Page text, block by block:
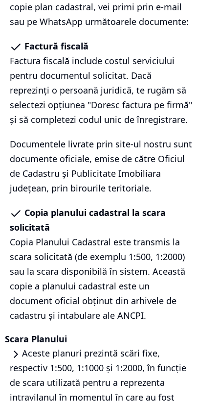
copie plan cadastral, vei primi prin e-mail
sau pe WhatsApp următoarele documente:
Factură fiscală
Factura fiscală include costul serviciului
pentru documentul solicitat. Dacă
reprezinți o persoană juridică, te rugăm să
selectezi opțiunea "Doresc factura pe firmă"
și să completezi codul unic de înregistrare.
Documentele livrate prin site-ul nostru sunt
documente oficiale, emise de către Oficiul
de Cadastru și Publicitate Imobiliara
județean, prin birourile teritoriale.
Copia planului cadastral la scara
solicitată
Copia Planului Cadastral este transmis la
scara solicitată (de exemplu 1:500, 1:2000)
sau la scara disponibilă în sistem. Această
copie a planului cadastral este un
document oficial obținut din arhivele de
cadastru și intabulare ale ANCPI.
Scara Planului
Aceste planuri prezintă scări fixe,
respectiv 1:500, 1:1000 și 1:2000, în funcție
de scara utilizată pentru a reprezenta
intravilanul în momentul în care au fost